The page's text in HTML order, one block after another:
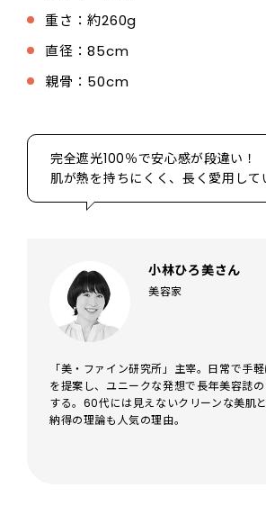
重さ：約260g
直径：85cm
親骨：50cm
完全遮光100％で安心感が段違い
肌が熱を持ちにくく、長く愛用して
小林ひろ美さん
美容家
「美・ファイン研究所」主宰。日常で手
を提案し、ユニークな発想で長年美容誌
する。60代には見えないクリーンな美肌
納得の理論も人気の理由。